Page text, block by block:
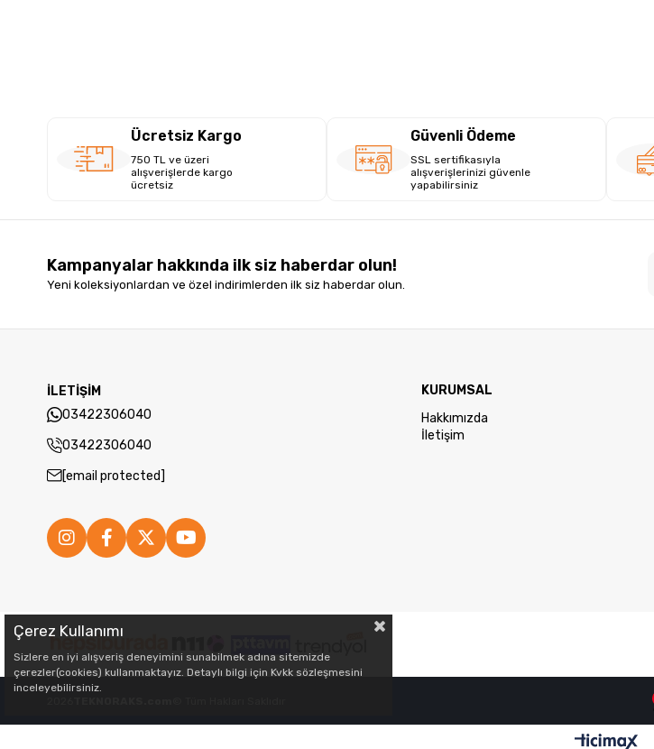
Ücretsiz Kargo
750 TL ve üzeri
alışverişlerde kargo
ücretsiz
Güvenli Ödeme
SSL sertifikasıyla
alışverişlerinizi güvenle
yapabilirsiniz
Kampanyalar hakkında ilk siz haberdar olun!
Yeni koleksiyonlardan ve özel indirimlerden ilk siz haberdar olun.
İLETİŞİM
03422306040
03422306040
[email protected]
KURUMSAL
Hakkımızda
İletişim
Çerez Kullanımı
Sizlere en iyi alışveriş deneyimini sunabilmek adına sitemizde
çerezler(cookies) kullanmaktayız. Detaylı bilgi için Kvkk sözleşmesini
inceleyebilirsiniz.